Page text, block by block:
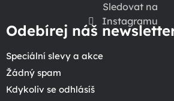
Sledovat na
Instagramu
Odebírej náš
Speciální slevy a akce
Žádný spam
Kdykoliv se odhlásíš